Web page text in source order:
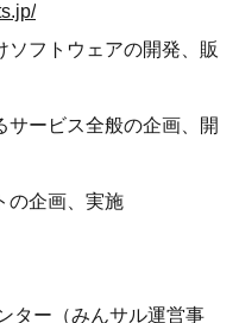
フトウェアの開発、販
ス全般の企画、開
画、実施
ター（みんサル運営事